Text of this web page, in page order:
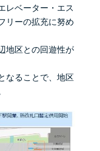
レベーター・エス
リーの拡充に努め
地区との回遊性が
なることで、地区